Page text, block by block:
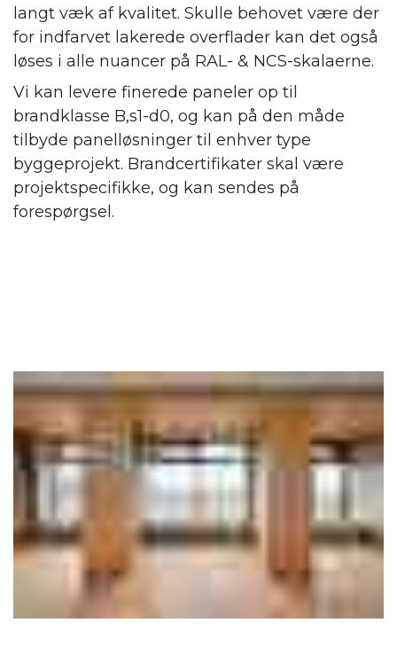
langt væk af kvalitet. Skulle behovet være der
for indfarvet lakerede overflader kan det også
løses i alle nuancer på RAL- & NCS-skalaerne.
Vi kan levere finerede paneler op til
brandklasse B,s1-d0, og kan på den måde
tilbyde panelløsninger til enhver type
byggeprojekt. Brandcertifikater skal være
projektspecifikke, og kan sendes på
forespørgsel.